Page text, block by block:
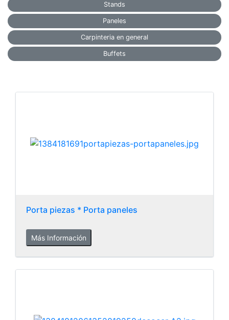
Stands
Paneles
Carpinteria en general
Buffets
Porta piezas * Porta paneles
Más Información